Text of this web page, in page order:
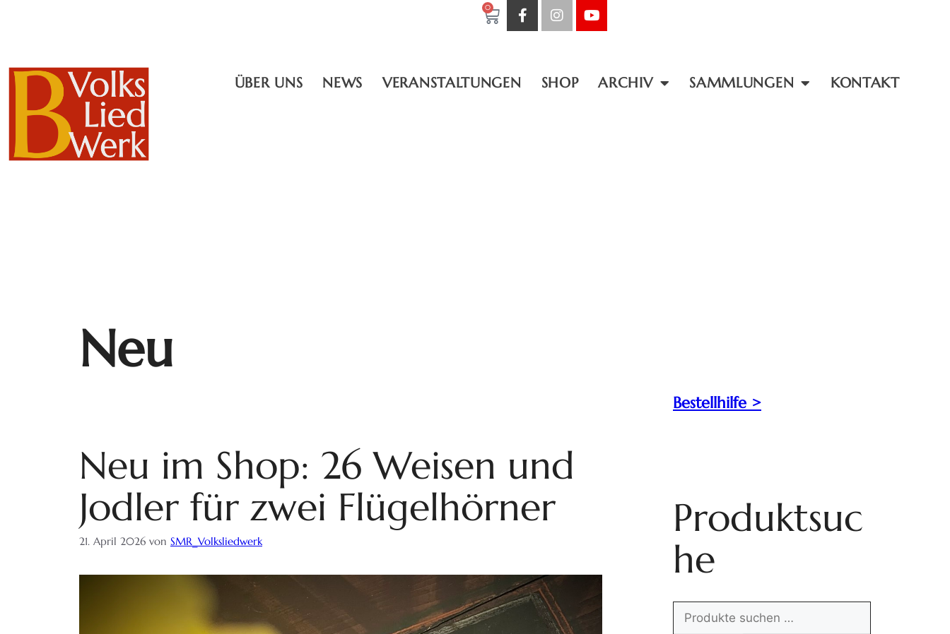
0
ÜBER UNS NEWS VERANSTALTUNGEN SHOP ARCHIV SAMMLUNGEN KONTAKT
Neu
Neu im Shop: 26 Weisen und
Jodler für zwei Flügelhörner
21. April 2026 von SMR_Volksliedwerk
Bestellhilfe >
Produktsuc
he